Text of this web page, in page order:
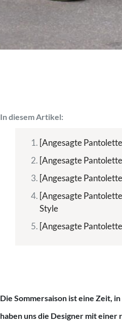
In diesem Artikel:
[Angesagte
[Angesagte
[Angesagte
[Angesagte
Style
[Angesagte
Die Sommersaison ist eine Zeit,
haben uns die Designer mit